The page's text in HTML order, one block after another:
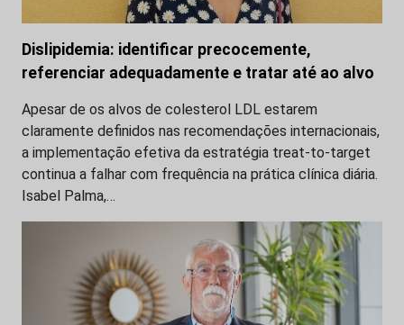
Dislipidemia: identificar precocemente,
referenciar adequadamente e tratar até ao alvo
Apesar de os alvos de colesterol LDL estarem
claramente definidos nas recomendações internacionais,
a implementação efetiva da estratégia treat-to-target
continua a falhar com frequência na prática clínica diária.
Isabel Palma,…